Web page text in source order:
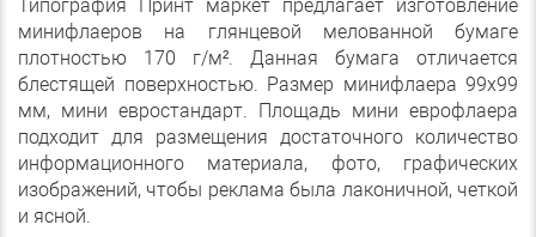
Типография Принт маркет предлагает изготовление
минифлаеров на глянцевой мелованной бумаге
плотностью 170 г/м². Данная бумага отличается
блестящей поверхностью. Размер минифлаера 99х99
мм, мини евростандарт. Площадь мини еврофлаера
подходит для размещения достаточного количество
информационного материала, фото, графических
изображений, чтобы реклама была лаконичной, четкой
и ясной.